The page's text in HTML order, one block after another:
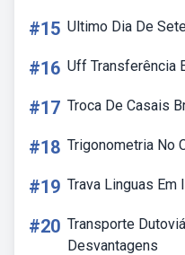
#15 Ultimo Dia De
#16 Uff Transferência
#17 Troca De Casais
#18 Trigonometria No
#19 Trava Linguas Em
#20 Transporte
Desvantagens